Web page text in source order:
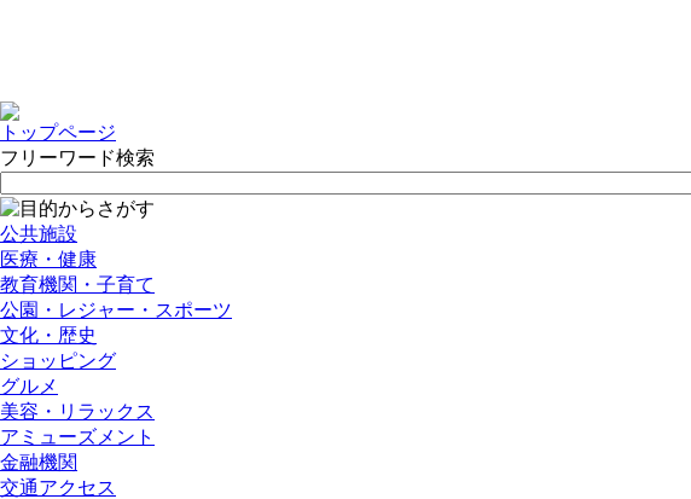
トップページ
フリーワード検索
公共施設
医療・健康
教育機関・子育て
公園・レジャー・スポーツ
文化・歴史
ショッピング
グルメ
美容・リラックス
アミューズメント
金融機関
交通アクセス